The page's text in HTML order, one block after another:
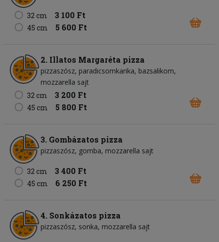
32 cm 3 100 Ft
45 cm 5 600 Ft
2. Illatos Margaréta pizza
pizzaszósz paradicsomkarika bazsalikom
mozzarella sajt
32 cm
3 200 Ft
45 cm 5 800 Ft
3. Gombázatos pizza
pizzaszósz gomba mozzarella sajt
32 cm 3 400 Ft
45 cm 6 250 Ft
4. Sonkázatos pizza
pizzaszósz sonka mozzarella sajt